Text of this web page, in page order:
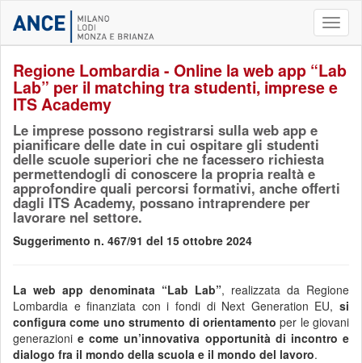
Regione Lombardia - Online la web app “Lab
Lab” per il matching tra studenti, imprese e
ITS Academy
Le imprese possono registrarsi sulla web app e
pianificare delle date in cui ospitare gli studenti
delle scuole superiori che ne facessero richiesta
permettendogli di conoscere la propria realtà e
approfondire quali percorsi formativi, anche offerti
dagli ITS Academy, possano intraprendere per
lavorare nel settore.
Suggerimento n. 467/91 del 15 ottobre 2024
La web app denominata “Lab Lab”, realizzata da Regione
Lombardia e finanziata con i fondi di Next Generation EU, si
configura come uno strumento di orientamentoper le giovani
generazioni e come un’innovativa opportunità di incontro e
dialogo fra il mondo della scuola e il mondo del lavoro.